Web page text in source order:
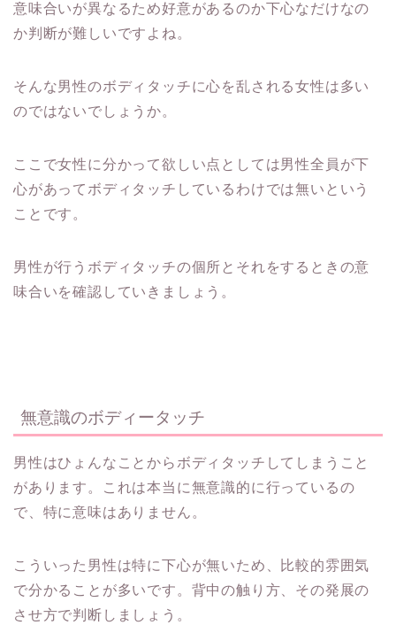
意味合いが異なるため好意があるのか下心なだけなの
か判断が難しいですよね。
そんな男性のボディタッチに心を乱される女性は多い
のではないでしょうか。
ここで女性に分かって欲しい点としては男性全員が下
心があってボディタッチしているわけでは無いという
ことです。
男性が行うボディタッチの個所とそれをするときの意
味合いを確認していきましょう。
無意識のボディータッチ
男性はひょんなことからボディタッチしてしまうこと
があります。これは本当に無意識的に行っているの
で、特に意味はありません。
こういった男性は特に下心が無いため、比較的雰囲気
で分かることが多いです。背中の触り方、その発展の
させ方で判断しましょう。